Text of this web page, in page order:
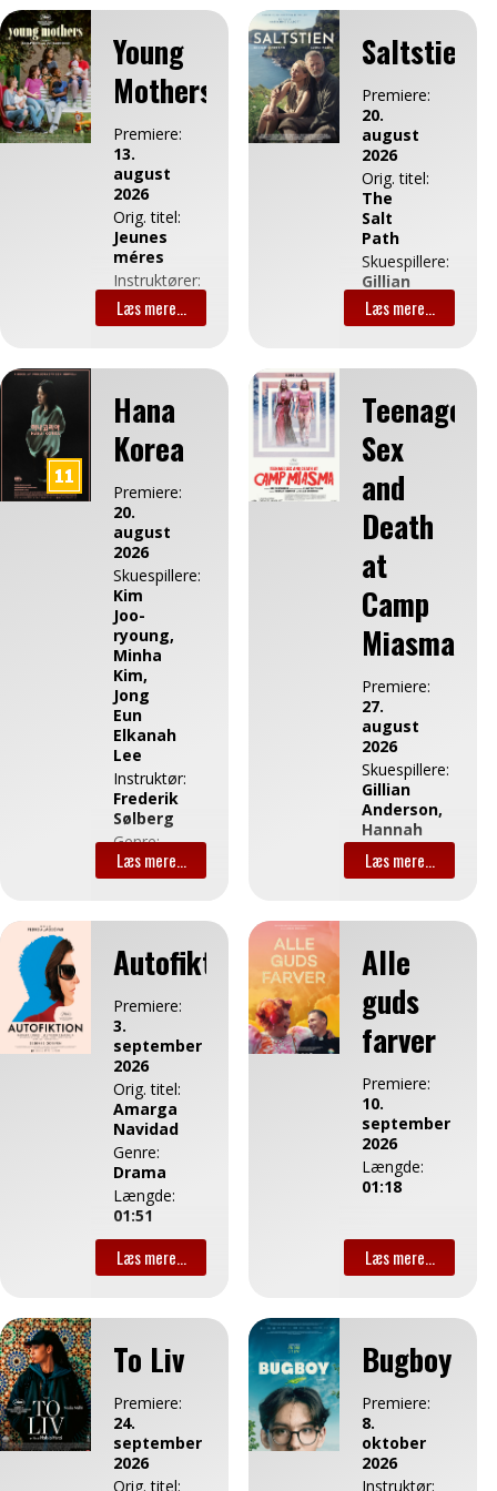
Young
Mothers
Premiere:
13.
august
2026
Orig. titel:
Jeunes
méres
Instruktører:
Jean-
Pierre
Længde:
01:45
Saltstien
Premiere:
20.
august
2026
Orig. titel:
The
Salt
Path
Skuespillere:
Gillian
Anderson,
Jason
Instruktør:
Marianne
Elliott
Genre:
Drama
Længde:
01:55
Hana
Korea
Premiere:
20.
august
2026
Skuespillere:
Kim
Joo-
ryoung,
Minha
Kim,
Jong
Eun
Elkanah
Lee
Instruktør:
Frederik
Sølberg
Genre:
Drama
Længde:
Aldersgrænse:
Tilladt
for
over
11 år
Teenage
Sex
and
Death
at
Camp
Miasma
Premiere:
27.
august
2026
Skuespillere:
Gillian
Anderson,
Hannah
Einbinder,
Patrick
Schoenbrun
Genre:
Horror
Længde:
01:46
Autofiktion
Premiere:
3.
september
2026
Orig. titel:
Amarga
Navidad
Genre:
Drama
Længde:
01:51
Alle
guds
farver
Premiere:
10.
september
2026
Længde:
01:18
To Liv
Premiere:
24.
september
2026
Orig. titel:
Bugboy
Premiere:
8.
oktober
2026
Instruktør: